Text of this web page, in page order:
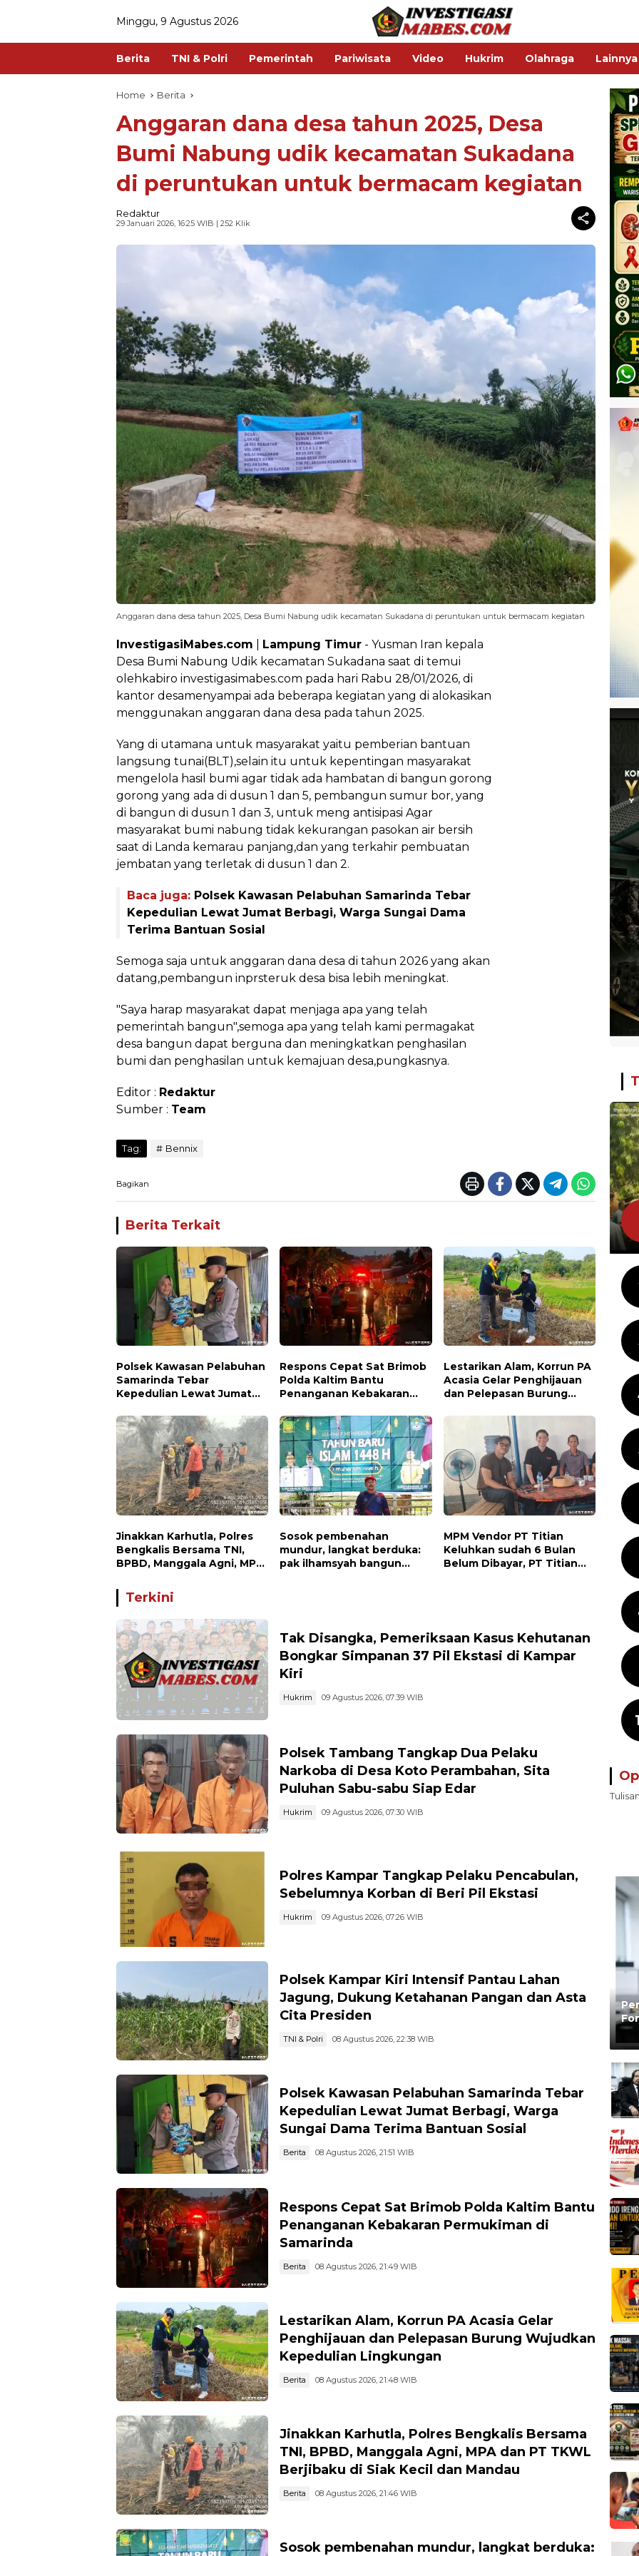
Minggu, 9 Agustus 2026
Berita TNI & Polri Pemerintah Pariwisata Video Hukrim Olahraga Lainnya
Home Berita
Anggaran dana desa tahun 2025, Desa
Bumi Nabung udik kecamatan Sukadana
di peruntukan untuk bermacam kegiatan
Redaktur
29 Januari 2026, 16:25 WIB | 252 Klik
Anggaran dana desa tahun 2025, Desa Bumi Nabung udik kecamatan Sukadana di peruntukan untuk bermacam kegiatan
InvestigasiMabes.com Lampung Timur - Yusman Iran kepala
Desa Bumi Nabung Udik kecamatan Sukadana saat di temui
olehkabiro investigasimabes.com pada hari Rabu 28/01/2026, di
kantor desamenyampai ada beberapa kegiatan yang di alokasikan
menggunakan anggaran dana desa pada tahun 2025.
Yang di utamana untuk masyarakat yaitu pemberian bantuan
langsung tunai(BLT),selain itu untuk kepentingan masyarakat
mengelola hasil bumi agar tidak ada hambatan di bangun gorong
gorong yang ada di dusun 1 dan 5, pembangun sumur bor, yang
di bangun di dusun 1 dan 3, untuk meng antisipasi Agar
masyarakat bumi nabung tidak kekurangan pasokan air bersih
saat di Landa kemarau panjang,dan yang terkahir pembuatan
jembatan yang terletak di dusun 1 dan 2.
Baca juga: Polsek Kawasan Pelabuhan Samarinda Tebar
Kepedulian Lewat Jumat Berbagi, Warga Sungai Dama
Terima Bantuan Sosial
Semoga saja untuk anggaran dana desa di tahun 2026 yang akan
datang,pembangun inprsteruk desa bisa lebih meningkat.
"Saya harap masyarakat dapat menjaga apa yang telah
pemerintah bangun",semoga apa yang telah kami permagakat
desa bangun dapat berguna dan meningkatkan penghasilan
bumi dan penghasilan untuk kemajuan desa,pungkasnya.
Editor : Redaktur
Sumber : Team
Tag: Bennix
Bagikan
Berita Terkait
Polsek Kawasan Pelabuhan
Samarinda Tebar
Kepedulian Lewat Jumat
Dama Terima Bantuan
Sosial
Respons Cepat Sat Brimob
Polda Kaltim Bantu
Penanganan Kebakaran
Lestarikan Alam, Korrun PA
Acasia Gelar Penghijauan
dan Pelepasan Burung
Lingkungan
Jinakkan Karhutla, Polres
Bengkalis Bersama TNI,
BPBD, Manggala Agni, MPA
Siak Kecil dan Mandau
Sosok pembenahan
mundur, langkat berduka:
pak ilhamsyah bangun
MPM Vendor PT Titian
Keluhkan sudah 6 Bulan
Belum Dibayar, PT Titian
Terkini
Tak Disangka, Pemeriksaan Kasus Kehutanan
Bongkar Simpanan 37 Pil Ekstasi di Kampar
Kiri
Hukrim 09 Agustus 2026, 07:39 WIB
Polsek Tambang Tangkap Dua Pelaku
Narkoba di Desa Koto Perambahan, Sita
Puluhan Sabu-sabu Siap Edar
Hukrim 09 Agustus 2026, 07:30 WIB
Polres Kampar Tangkap Pelaku Pencabulan,
Sebelumnya Korban di Beri Pil Ekstasi
Hukrim 09 Agustus 2026, 07:26 WIB
Polsek Kampar Kiri Intensif Pantau Lahan
Jagung, Dukung Ketahanan Pangan dan Asta
Cita Presiden
TNI & Polri 08 Agustus 2026, 22:38 WIB
Polsek Kawasan Pelabuhan Samarinda Tebar
Kepedulian Lewat Jumat Berbagi, Warga
Sungai Dama Terima Bantuan Sosial
Berita 08 Agustus 2026, 21:51 WIB
Respons Cepat Sat Brimob Polda Kaltim Bantu
Penanganan Kebakaran Permukiman di
Samarinda
Berita 08 Agustus 2026, 21:49 WIB
Lestarikan Alam, Korrun PA Acasia Gelar
Penghijauan dan Pelepasan Burung Wujudkan
Kepedulian Lingkungan
Berita 08 Agustus 2026, 21:48 WIB
Jinakkan Karhutla, Polres Bengkalis Bersama
TNI, BPBD, Manggala Agni, MPA dan PT TKWL
Berjibaku di Siak Kecil dan Mandau
Berita 08 Agustus 2026, 21:46 WIB
Sosok pembenahan mundur, langkat berduka: